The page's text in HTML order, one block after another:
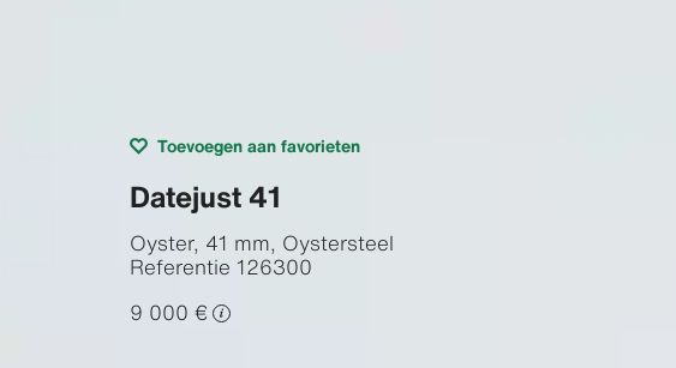
Toevoegen aan favorieten
Datejust 41
Oyster, 41 mm, Oystersteel
Referentie 126300
9 000 €